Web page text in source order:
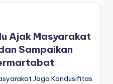
Ajak Masyarakat
Sampaikan
Jaga Kondusifitas